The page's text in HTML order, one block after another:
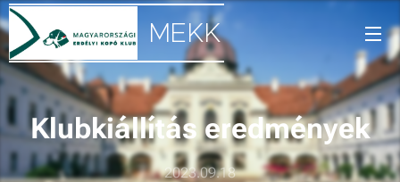
MEKK
Klubkiállítás eredmények
2023.09.18